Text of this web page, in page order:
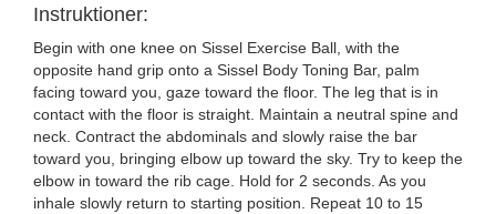
Instruktioner:
Begin with one knee on Sissel Exercise Ball, with the
opposite hand grip onto a Sissel Body Toning Bar, palm
facing toward you, gaze toward the floor. The leg that is in
contact with the floor is straight. Maintain a neutral spine and
neck. Contract the abdominals and slowly raise the bar
toward you, bringing elbow up toward the sky. Try to keep the
elbow in toward the rib cage. Hold for 2 seconds. As you
inhale slowly return to starting position. Repeat 10 to 15